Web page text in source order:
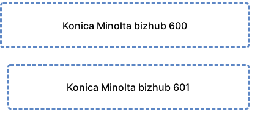
Konica Minolta bizhub 600
Konica Minolta bizhub 601